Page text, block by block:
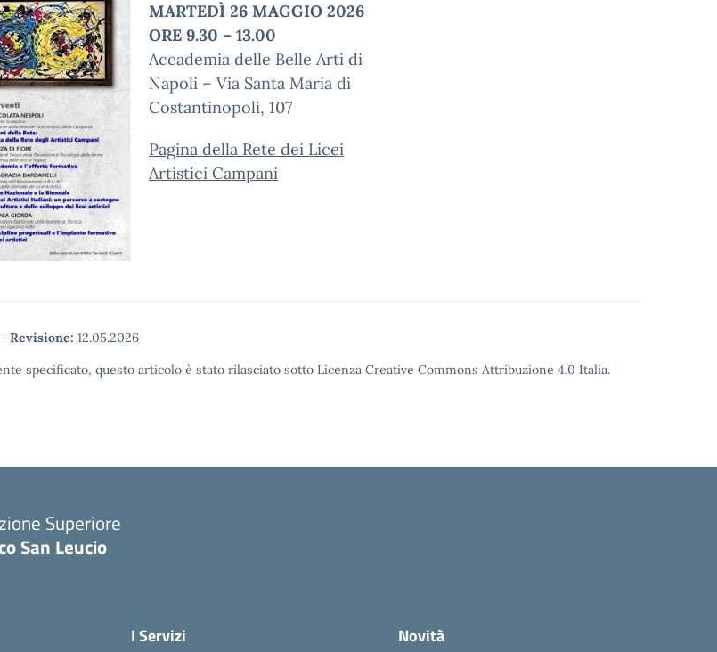
MARTEDÌ 26 MAGGIO 2026
ORE 9.30 – 13.00
Accademia delle Belle Arti di
Napoli – Via Santa Maria di
Costantinopoli, 107
Pagina della Rete dei Licei
Artistici Campani
- Revisione: 12.05.2026
specificato, questo articolo è stato rilasciato sotto Licenza Creative Commons Attribuzione 4.0 Italia.
Superiore
San Leucio
I Servizi Novità